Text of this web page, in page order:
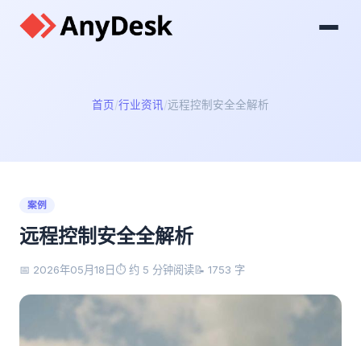
首页 行业资讯 远程控制安全全解析
案例
远程控制安全全解析
📅 2026年05月18日 ⏱️ 约 5 分钟阅读📝 1753 字